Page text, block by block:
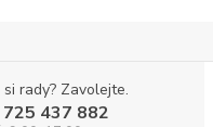
rady? Zavolejte.
437 882